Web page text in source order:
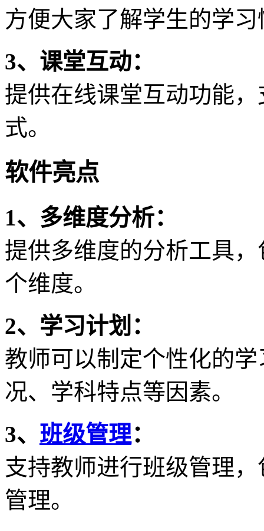
方便大家了解学生的学习
3、课堂互动：
提供在线课堂互动功能
式。
软件亮点
1、多维度分析：
提供多维度的分析工具
个维度。
2、学习计划：
教师可以制定个性化的
况、学科特点等因素。
3、 班级管理：
支持教师进行班级管理
管理。